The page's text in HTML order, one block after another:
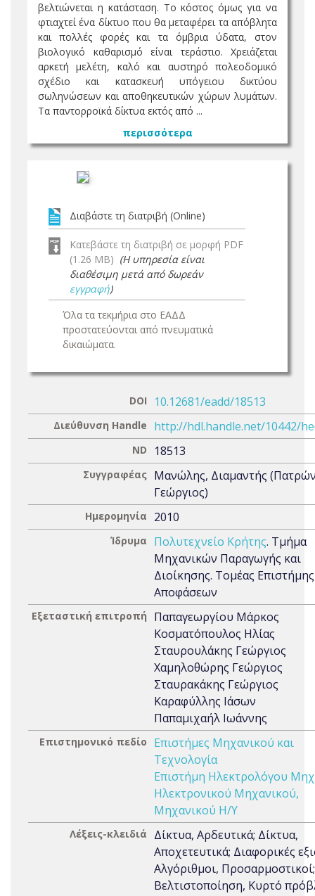
βελτιώνεται η κατάσταση. Το κόστος όµως για να
φτιαχτεί ένα δίκτυο που θα µεταφέρει τα απόβλητα
και πολλές φορές και τα όµβρια ύδατα, στον
βιολογικό καθαρισµό είναι τεράστιο. Χρειάζεται
αρκετή µελέτη, καλό και αυστηρό πολεοδοµικό
σχέδιο και κατασκευή υπόγειου δικτύου
σωληνώσεων και αποθηκευτικών χώρων λυµάτων.
Τα παντορροϊκά δίκτυα εκτός από ...
περισσότερα
Διαβάστε τη διατριβή (Online)
Κατεβάστε τη διατριβή σε μορφή PDF
(1.26 MB) (Η υπηρεσία είναι
διαθέσιμη μετά από δωρεάν
εγγραφή)
Όλα τα τεκμήρια στο ΕΑΔΔ
προστατεύονται από πνευματικά
δικαιώματα.
DOI 10.12681/eadd/18513
Διεύθυνση Handle http://hdl.handle.net/10442/
ND 18513
Συγγραφέας Μανώλης, Διαμαντής
Γεώργιος)
Ημερομηνία 2010
Ίδρυμα Πολυτεχνείο Κρήτης. Τμήμα
Μηχανικών Παραγωγής και
Διοίκησης. Τομέας Επιστήμης
Αποφάσεων
Εξεταστική επιτροπή
Παπαγεωργίου Μάρκος
Κοσματόπουλος Ηλίας
Σταυρουλάκης Γεώργιος
Χαμηλοθώρης Γεώργιος
Σταυρακάκης Γεώργιος
Καραφύλλης Ιάσων
Παπαμιχαήλ Ιωάννης
Επιστημονικό πεδίο
Επιστήμες Μηχανικού και
Τεχνολογία
Επιστήμη Ηλεκτρολόγου
Ηλεκτρονικού Μηχανικού,
Μηχανικού Η/Υ
Λέξεις-κλειδιά
Δίκτυα, Αρδευτικά; Δίκτυα,
Αποχετευτικά; Διαφορικές
Αλγόριθμοι, Προσαρμοστικοί;
Βελτιστοποίηση, Κυρτό